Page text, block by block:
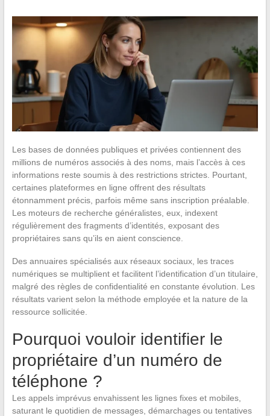
Les bases de données publiques et privées contiennent des
millions de numéros associés à des noms, mais l’accès à ces
informations reste soumis à des restrictions strictes. Pourtant,
certaines plateformes en ligne offrent des résultats
étonnamment précis, parfois même sans inscription préalable.
Les moteurs de recherche généralistes, eux, indexent
régulièrement des fragments d’identités, exposant des
propriétaires sans qu’ils en aient conscience.
Des annuaires spécialisés aux réseaux sociaux, les traces
numériques se multiplient et facilitent l’identification d’un titulaire,
malgré des règles de confidentialité en constante évolution. Les
résultats varient selon la méthode employée et la nature de la
ressource sollicitée.
Pourquoi vouloir identifier le
propriétaire d’un numéro de
téléphone ?
Les appels imprévus envahissent les lignes fixes et mobiles,
saturant le quotidien de messages, démarchages ou tentatives